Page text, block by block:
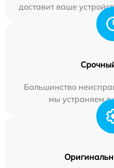
доставит ваше
Большинство
мы устраняем в